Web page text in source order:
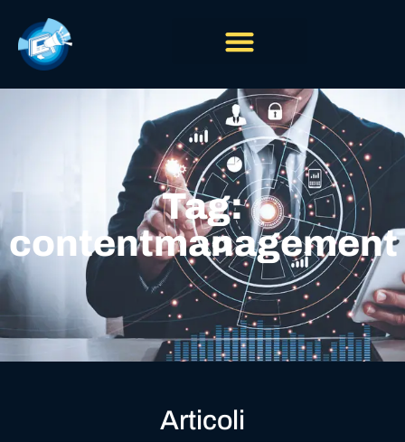
Tag:
contentmanagement
Articoli